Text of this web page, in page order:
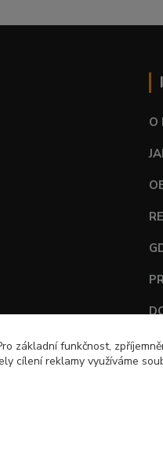
O
základní funkčnost,
cílení reklamy využíváme